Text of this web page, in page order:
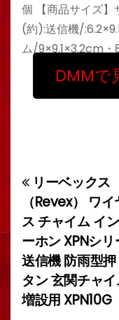
個 【商品サイズ
(約):送信機/
ム/9×9.1×3.2cm
DMMで
投
稿
ナ
ビ
ゲ
リーベックス
（Revex） ワ
ス チャイム イ
ーホン XPNシリ
送信機 防雨型
タン 玄関チャ
増設用 XPN10G